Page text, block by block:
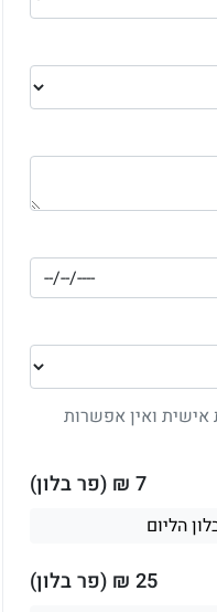
אישית ואין אפשרות
7 ₪ (פר בלון)
25 ₪ (פר בלון)